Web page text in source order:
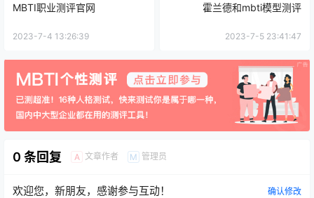
MBTI职业测评官网
2023-7-4 13:26:39
霍兰德和mbti模型测评
2023-7-5 23:41:47
0 条回复 A 文章作者 M 管理员
欢迎您，新朋友，感谢参与互动！ 确认修改